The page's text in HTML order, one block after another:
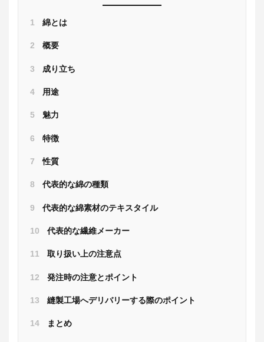
1 綿とは
2 概要
3 成り立ち
4 用途
5 魅力
6 特徴
7 性質
8 代表的な綿の種類
9 代表的な綿素材のテキスタイル
10 代表的な繊維メーカー
11 取り扱い上の注意点
12 発注時の注意とポイント
13 縫製工場へデリバリーする際のポイント
14 まとめ